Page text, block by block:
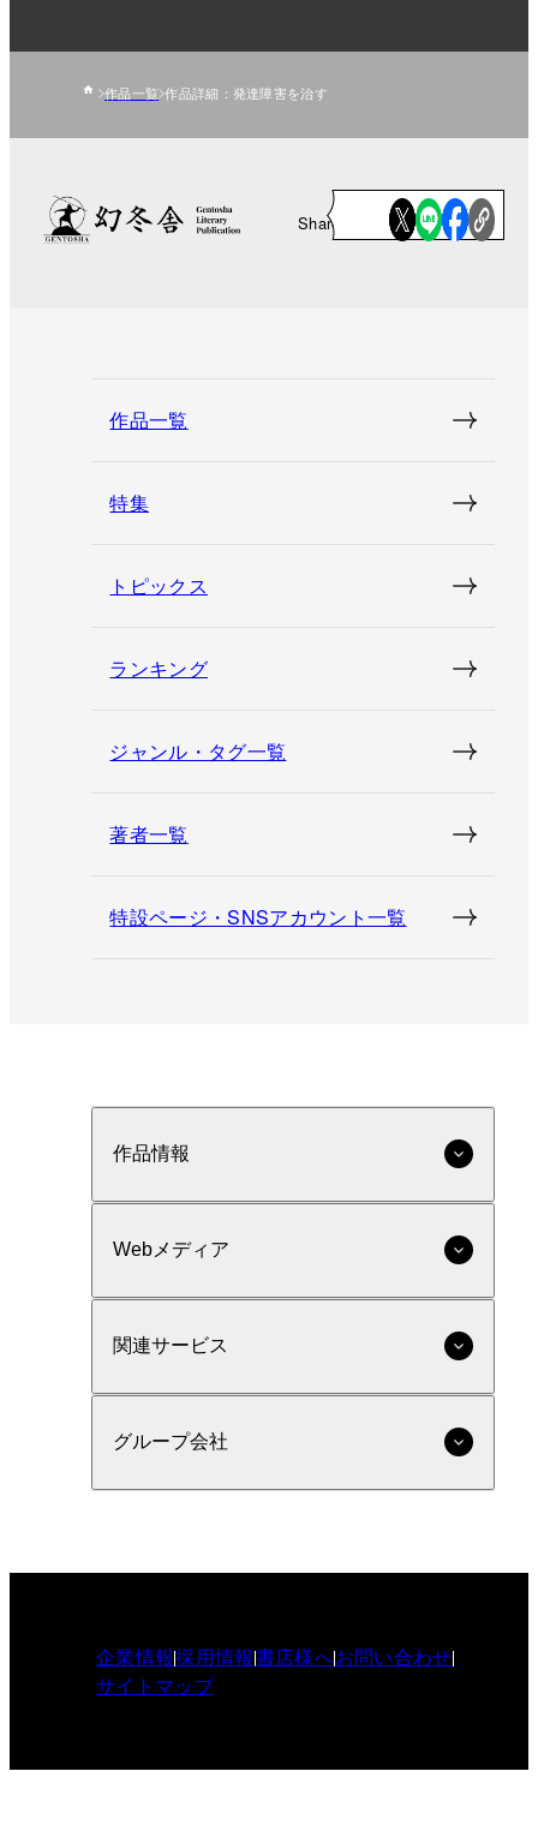
作品一覧 作品詳細：発達障害を治す
Share
作品一覧
特集
トピックス
ランキング
ジャンル・タグ一覧
著者一覧
特設ページ・SNSアカウント一覧
作品情報
Webメディア
関連サービス
グループ会社
企業情報採用情報書店様へお問い合わせ
サイトマップ